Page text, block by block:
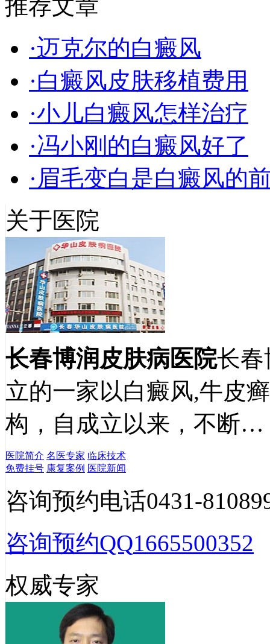
推荐文章
·迈克尔的白癜风
·白癜风皮肤移植费用
·小儿白癜风怎样治疗
·冯小刚的白癜风好了
·眉毛变白是白癜风的
关于医院
长春博润皮肤病医院长春
立的一家以白癜风,牛皮
构，自成立以来，不断…
医院简介 名医专家 临床技术
免费挂号 康复案例 医院新闻
咨询预约电话0431-
咨询预约QQ1665500352
权威专家